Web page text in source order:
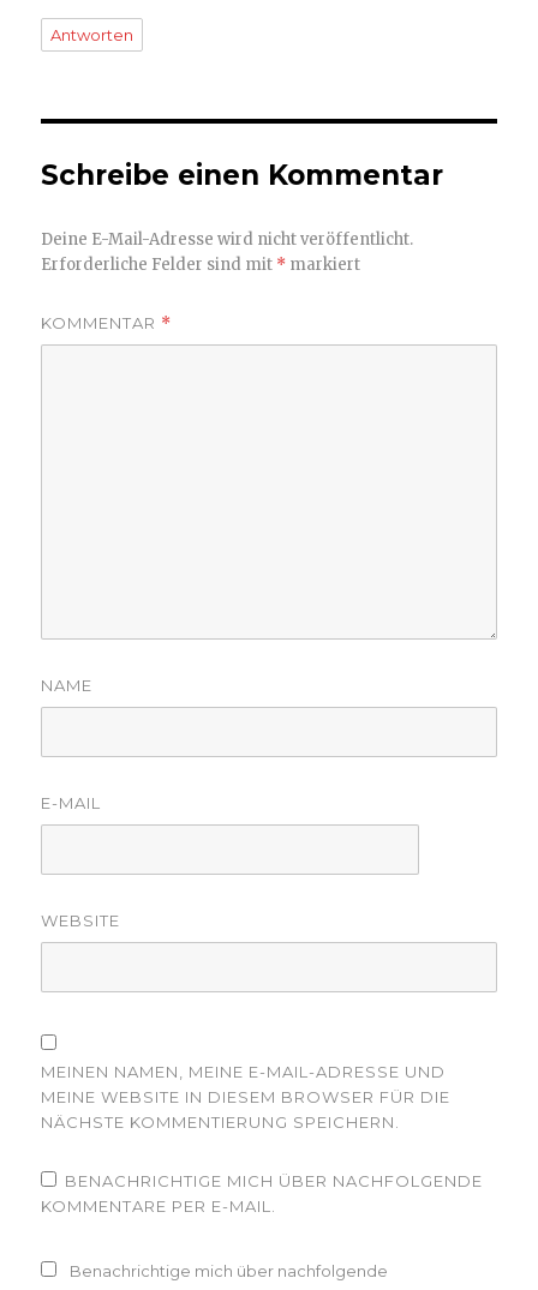
Antworten
Schreibe einen Kommentar
Deine E-Mail-Adresse wird nicht veröffentlicht.
Erforderliche Felder sind mit * markiert
KOMMENTAR *
NAME
E-MAIL
WEBSITE
MEINEN NAMEN, MEINE E-MAIL-ADRESSE UND
MEINE WEBSITE IN DIESEM BROWSER FÜR DIE
NÄCHSTE KOMMENTIERUNG SPEICHERN.
BENACHRICHTIGE MICH ÜBER NACHFOLGENDE
KOMMENTARE PER E-MAIL.
Benachrichtige mich über nachfolgende